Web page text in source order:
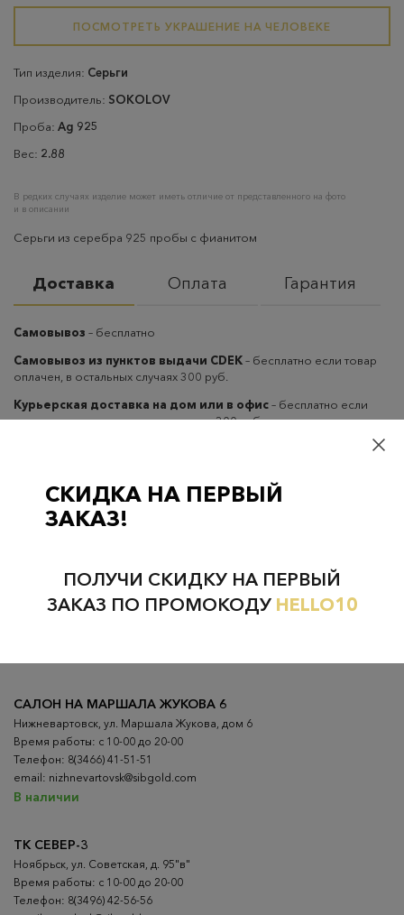
ПОСМОТРЕТЬ УКРАШЕНИЕ НА ЧЕЛОВЕКЕ
Тип изделия: Серьги
Производитель: SOKOLOV
Проба: Ag 925
Вес: 2.88
В редких случаях изделие может иметь отличие от представленного на фото
и в описании
Серьги из серебра 925 пробы с фианитом
Доставка Оплата Гарантия
Самовывоз – бесплатно
Самовывоз из пунктов выдачи CDEK– бесплатно если товар
оплачен, в остальных случаях 300 руб.
Курьерская доставка на дом или в офис– бесплатно если
товар оплачен, в остальных случаях 300 руб.
Проверьте наличие в магазинах
ВСЕ ГОРОДА НИЖНЕВАРТОВСК
ТК СЕВЕР-3
Ноябрьск, ул. Советская, д. 95"в"
Время работы: с 10-00 до 20-00
Телефон: 8(3496) 42-56-56
САЛОН НА МАРШАЛА ЖУКОВА 6
Нижневартовск, ул. Маршала Жукова, дом 6
Время работы: с 10-00 до 20-00
Телефон: 8(3466) 41-51-51
email: nizhnevartovsk@sibgold.com
В наличии
СКИДКА НА ПЕРВЫЙ
ЗАКАЗ!
ПОЛУЧИ СКИДКУ НА ПЕРВЫЙ
ЗАКАЗ ПО ПРОМОКОДУ HELLO10